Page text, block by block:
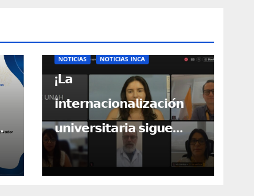
NOTICIAS NOTICIAS INCA
¡𝗟𝗮
𝗶𝗻𝘁𝗲𝗿𝗻𝗮𝗰𝗶𝗼𝗻𝗮𝗹𝗶𝘇𝗮𝗰𝗶𝗼́𝗻
𝘂𝗻𝗶𝘃𝗲𝗿𝘀𝗶𝘁𝗮𝗿𝗶𝗮 𝘀𝗶𝗴𝘂𝗲
𝗮𝗯𝗿𝗶𝗲𝗻𝗱𝗼 𝗽𝘂𝗲𝗿𝘁𝗮𝘀 𝗽𝗮𝗿𝗮
𝗖𝗲𝗻𝘁𝗿𝗼𝗮𝗺𝗲́𝗿𝗶𝗰𝗮!